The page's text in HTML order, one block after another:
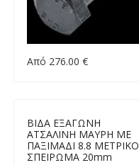
Από 276.00 €
ΒΙΔΑ ΕΞΑΓΩΝΗ
ΑΤΣΑΛΙΝΗ ΜΑΥΡΗ ΜΕ
ΠΑΞΙΜΑΔΙ 8.8 ΜΕΤΡΙΚΟ
ΣΠΕΙΡΩΜΑ 20mm